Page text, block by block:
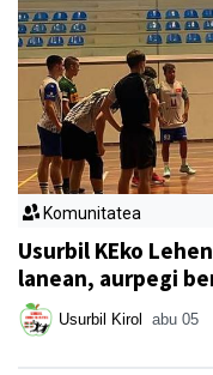
Komunitatea
Usurbil KEko
lanean, aurpegi
Usurbil Kirol abu 05